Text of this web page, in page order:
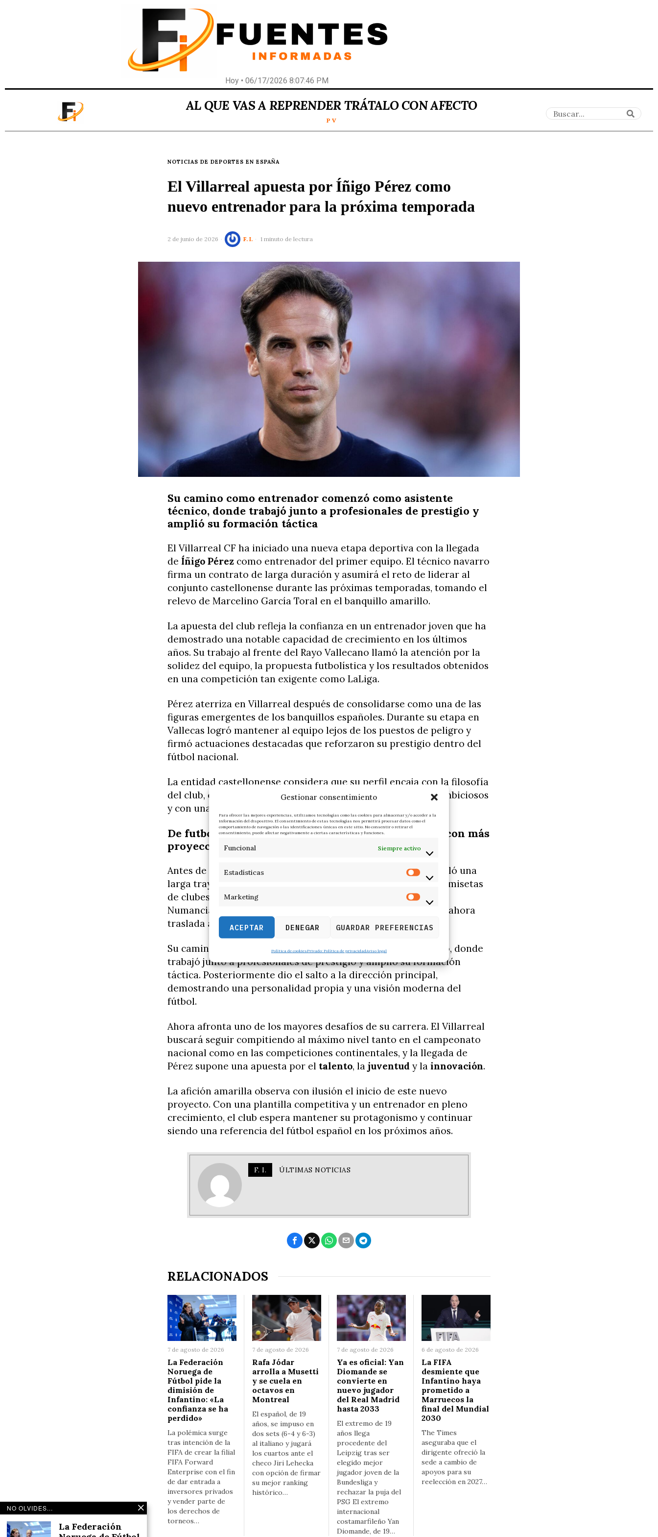
Gestionar consentimiento
Para ofrecer las mejores experiencias, utilizamos tecnologías como las cookies para almacenar y/o acceder a la
información del dispositivo. El consentimiento de estas tecnologías nos permitirá procesar datos como el
comportamiento de navegación o las identificaciones únicas en este sitio. No consentir o retirar el
consentimiento, puede afectar negativamente a ciertas características y funciones.
Funcional Siempre activo
Estadísticas
Marketing
ACEPTAR DENEGAR GUARDAR PREFERENCIAS
Política de cookiesPrivado: Política de privacidadAviso legal
Hoy • 06/17/2026 8:07:46 PM
AL QUE VAS A REPRENDER TRÁTALO CON AFECTO
P V
NOTICIAS DE DEPORTES EN ESPAÑA
El Villarreal apuesta por Íñigo Pérez como
nuevo entrenador para la próxima temporada
2 de junio de 2026 F. I. 1 minuto de lectura
Su camino como entrenador comenzó como asistente
técnico, donde trabajó junto a profesionales de prestigio y
amplió su formación táctica
El Villarreal CF ha iniciado una nueva etapa deportiva con la llegada
de Íñigo Pérez como entrenador del primer equipo. El técnico navarro
firma un contrato de larga duración y asumirá el reto de liderar al
conjunto castellonense durante las próximas temporadas, tomando el
relevo de Marcelino García Toral en el banquillo amarillo.
La apuesta del club refleja la confianza en un entrenador joven que ha
demostrado una notable capacidad de crecimiento en los últimos
años. Su trabajo al frente del Rayo Vallecano llamó la atención por la
solidez del equipo, la propuesta futbolística y los resultados obtenidos
en una competición tan exigente como LaLiga.
Pérez aterriza en Villarreal después de consolidarse como una de las
figuras emergentes de los banquillos españoles. Durante su etapa en
Vallecas logró mantener al equipo lejos de los puestos de peligro y
firmó actuaciones destacadas que reforzaron su prestigio dentro del
fútbol nacional.
La entidad castellonense considera que su perfil encaja con la filosofía
del club, caracterizada por apostar por proyectos estables, ambiciosos
y con una clara identidad de juego.
De futbolista profesional a uno de los entrenadores con más
proyección
Antes de iniciar su carrera como técnico, Íñigo Pérez desarrolló una
larga trayectoria como futbolista profesional. Defendió las camisetas
de clubes históricos como el Athletic Club, Osasuna, Mallorca,
Numancia y Huesca, acumulando una valiosa experiencia que ahora
traslada a los banquillos.
Su camino como entrenador comenzó como asistente técnico, donde
trabajó junto a profesionales de prestigio y amplió su formación
táctica. Posteriormente dio el salto a la dirección principal,
demostrando una personalidad propia y una visión moderna del
fútbol.
Ahora afronta uno de los mayores desafíos de su carrera. El Villarreal
buscará seguir compitiendo al máximo nivel tanto en el campeonato
nacional como en las competiciones continentales, y la llegada de
Pérez supone una apuesta por el talento, la juventud y la innovación.
La afición amarilla observa con ilusión el inicio de este nuevo
proyecto. Con una plantilla competitiva y un entrenador en pleno
crecimiento, el club espera mantener su protagonismo y continuar
siendo una referencia del fútbol español en los próximos años.
F. I. ÚLTIMAS NOTICIAS
RELACIONADOS
7 de agosto de 2026
La Federación
Noruega de
Fútbol pide la
dimisión de
Infantino: «La
confianza se ha
perdido»
La polémica surge
tras intención de la
FIFA de crear la filial
FIFA Forward
Enterprise con el fin
de dar entrada a
inversores privados
y vender parte de
los derechos de
torneos…
7 de agosto de 2026
Rafa Jódar
arrolla a Musetti
y se cuela en
octavos en
Montreal
El español, de 19
años, se impuso en
dos sets (6-4 y 6-3)
al italiano y jugará
los cuartos ante el
checo Jiri Lehecka
con opción de firmar
su mejor ranking
histórico…
7 de agosto de 2026
Ya es oficial: Yan
Diomande se
convierte en
nuevo jugador
del Real Madrid
hasta 2033
El extremo de 19
años llega
procedente del
Leipzig tras ser
elegido mejor
jugador joven de la
Bundesliga y
rechazar la puja del
PSG El extremo
internacional
costamarfileño Yan
Diomande, de 19…
6 de agosto de 2026
La FIFA
desmiente que
Infantino haya
prometido a
Marruecos la
final del Mundial
2030
The Times
aseguraba que el
dirigente ofreció la
sede a cambio de
apoyos para su
reelección en 2027…
NO OLVIDES...
La Federación